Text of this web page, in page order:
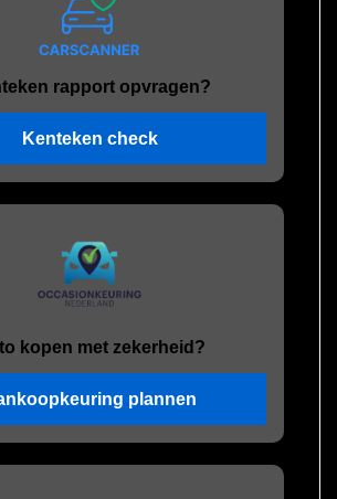
rapport opvragen?
Kenteken check
kopen met zekerheid?
plannen